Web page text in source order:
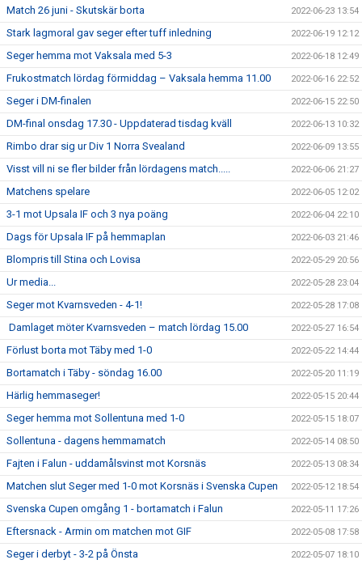
Match 26 juni - Skutskär borta 2022-06-23 13:54
Stark lagmoral gav seger efter tuff inledning 2022-06-19 12:12
Seger hemma mot Vaksala med 5-3 2022-06-18 12:49
Frukostmatch lördag förmiddag – Vaksala hemma 11.00 2022-06-16 22:52
Seger i DM-finalen 2022-06-15 22:50
DM-final onsdag 17.30 - Uppdaterad tisdag kväll 2022-06-13 10:32
Rimbo drar sig ur Div 1 Norra Svealand 2022-06-09 13:55
Visst vill ni se fler bilder från lördagens match..... 2022-06-06 21:27
Matchens spelare 2022-06-05 12:02
3-1 mot Upsala IF och 3 nya poäng 2022-06-04 22:10
Dags för Upsala IF på hemmaplan 2022-06-03 21:46
Blompris till Stina och Lovisa 2022-05-29 20:56
Ur media... 2022-05-28 23:04
Seger mot Kvarnsveden - 4-1! 2022-05-28 17:08
Damlaget möter Kvarnsveden – match lördag 15.00 2022-05-27 16:54
Förlust borta mot Täby med 1-0 2022-05-22 14:44
Bortamatch i Täby - söndag 16.00 2022-05-20 11:19
Härlig hemmaseger! 2022-05-15 20:44
Seger hemma mot Sollentuna med 1-0 2022-05-15 18:07
Sollentuna - dagens hemmamatch 2022-05-14 08:50
Fajten i Falun - uddamålsvinst mot Korsnäs 2022-05-13 08:34
Matchen slut Seger med 1-0 mot Korsnäs i Svenska Cupen 2022-05-12 18:54
Svenska Cupen omgång 1 - bortamatch i Falun 2022-05-11 17:26
Eftersnack - Armin om matchen mot GIF 2022-05-08 17:58
Seger i derbyt - 3-2 på Önsta 2022-05-07 18:10